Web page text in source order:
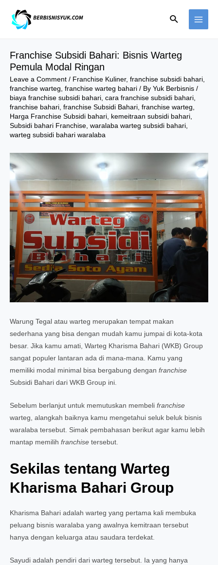
content
Search
Franchise Subsidi Bahari: Bisnis Warteg
Pemula Modal Ringan
Leave a Comment / Franchise Kuliner, franchise subsidi bahari
franchise warteg franchise warteg bahari / By Yuk Berbisnis /
biaya franchise subsidi bahari cara franchise subsidi bahari
franchise bahari franchise Subsidi Bahari franchise warteg
Harga Franchise Subsidi bahari kemeitraan subsidi bahari
Subsidi bahari Franchise waralaba warteg subsidi bahari
warteg subsidi bahari waralaba
Warung Tegal atau warteg merupakan tempat makan
sederhana yang bisa dengan mudah kamu jumpai di kota-kota
besar. Jika kamu amati, Warteg Kharisma Bahari (WKB) Group
sangat populer lantaran ada di mana-mana. Kamu yang
memiliki modal minimal bisa bergabung dengan franchise
Subsidi Bahari dari WKB Group ini.
Sebelum berlanjut untuk memutuskan membeli franchise
warteg, alangkah baiknya kamu mengetahui seluk beluk bisnis
waralaba tersebut. Simak pembahasan berikut agar kamu lebih
mantap memilih franchise tersebut.
Sekilas tentang Warteg
Kharisma Bahari Group
Kharisma Bahari adalah warteg yang pertama kali membuka
peluang bisnis waralaba yang awalnya kemitraan tersebut
hanya dengan keluarga atau saudara terdekat.
Sayudi adalah pendiri dari warteg tersebut. Ia yang hanya